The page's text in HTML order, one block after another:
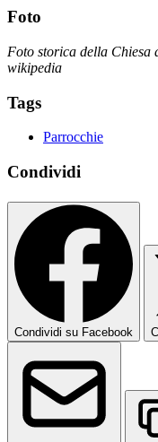
Foto
Foto storica della Chiesa
wikipedia
Tags
Parrocchie
Condividi
Condividi su Facebook